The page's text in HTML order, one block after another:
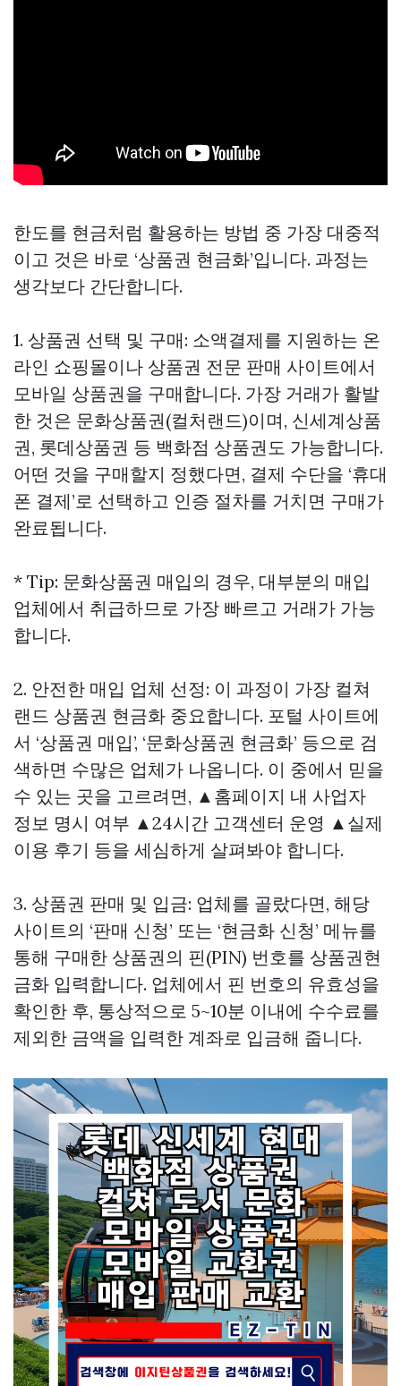
한도를 현금처럼 활용하는 방법 중 가장 대중적
이고 것은 바로 ‘상품권 현금화’입니다. 과정는
생각보다 간단합니다.
1. 상품권 선택 및 구매: 소액결제를 지원하는 온
라인 쇼핑몰이나 상품권 전문 판매 사이트에서
모바일 상품권을 구매합니다. 가장 거래가 활발
한 것은 문화상품권(컬처랜드)이며, 신세계상품
권, 롯데상품권 등 백화점 상품권도 가능합니다.
어떤 것을 구매할지 정했다면, 결제 수단을 ‘휴대
폰 결제’로 선택하고 인증 절차를 거치면 구매가
완료됩니다.
* Tip: 문화상품권 매입의 경우, 대부분의 매입
업체에서 취급하므로 가장 빠르고 거래가 가능
합니다.
2. 안전한 매입 업체 선정: 이 과정이 가장 컬쳐
랜드 상품권 현금화 중요합니다. 포털 사이트에
서 ‘상품권 매입’, ‘문화상품권 현금화’ 등으로 검
색하면 수많은 업체가 나옵니다. 이 중에서 믿을
수 있는 곳을 고르려면, ▲홈페이지 내 사업자
정보 명시 여부 ▲24시간 고객센터 운영 ▲실제
이용 후기 등을 세심하게 살펴봐야 합니다.
3. 상품권 판매 및 입금: 업체를 골랐다면, 해당
사이트의 ‘판매 신청’ 또는 ‘현금화 신청’ 메뉴를
통해 구매한 상품권의 핀(PIN) 번호를 상품권현
금화 입력합니다. 업체에서 핀 번호의 유효성을
확인한 후, 통상적으로 5~10분 이내에 수수료를
제외한 금액을 입력한 계좌로 입금해 줍니다.